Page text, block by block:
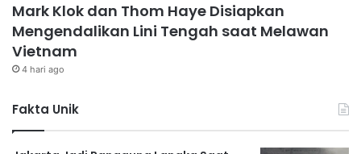
Mark Klok dan Thom Haye Disiapkan
Mengendalikan Lini Tengah saat Melawan
Vietnam
4 hari ago
Fakta Unik